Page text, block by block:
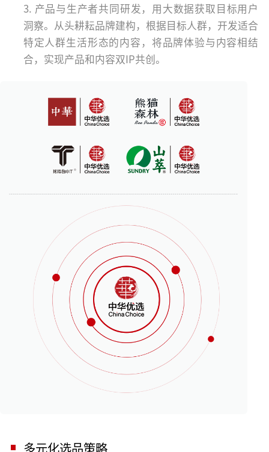
3. 产品与生产者共同研发，用大数据获取目标用户
洞察。从头耕耘品牌建构，根据目标人群，开发适合
特定人群生活形态的内容，将品牌体验与内容相结
合，实现产品和内容双IP共创。
多元化选品策略